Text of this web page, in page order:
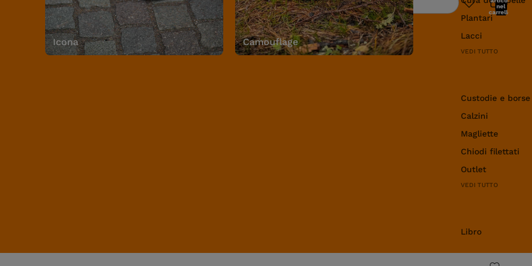
Icona Camouflage
Plantari
Lacci
VEDI TUTTO
Custodie e
Calzini
Magliette
Chiodi filettati
Outlet
VEDI TUTTO
Libro
Ricerca
nel
carrello: